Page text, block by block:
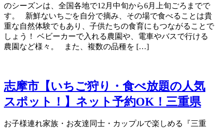
のシーズンは、全国各地で12月中旬から6月上旬ごろまでで
す。 新鮮ないちごを自分で摘み、その場で食べることは貴
重な自然体験でもあり、子供たちの食育にもつながることで
しょう！ ベビーカーで入れる農園や、電車やバスで行ける
農園など様々。 また、複数の品種を […]
志摩市【いちご狩り・食べ放題の人気
スポット！】ネット予約OK！三重県
お子様連れ家族・お友達同士・カップルで楽しめる『三重